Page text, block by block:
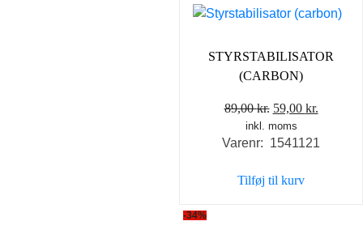
STYRSTABILISATOR
(CARBON)
89,00kr. Den
oprindelige
pris
89,00 kr..
59,00 kr.
pris
inkl. moms
Varenr: 1541121
Tilføj til kurv
-34%